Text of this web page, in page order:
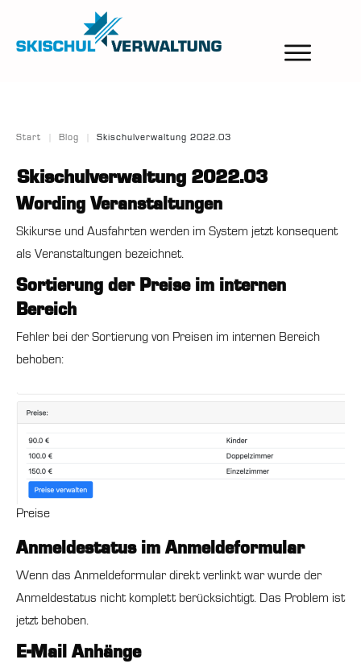
Start Blog Skischulverwaltung 2022.03
Skischulverwaltung 2022.03
Wording Veranstaltungen
Skikurse und Ausfahrten werden im System jetzt konsequent
als Veranstaltungen bezeichnet.
Sortierung der Preise im internen
Bereich
Fehler bei der Sortierung von Preisen im internen Bereich
behoben:
Preise
Anmeldestatus im Anmeldeformular
Wenn das Anmeldeformular direkt verlinkt war wurde der
Anmeldestatus nicht komplett berücksichtigt. Das Problem ist
jetzt behoben.
E-Mail Anhänge